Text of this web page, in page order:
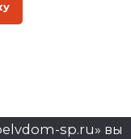
sp.ru» вы